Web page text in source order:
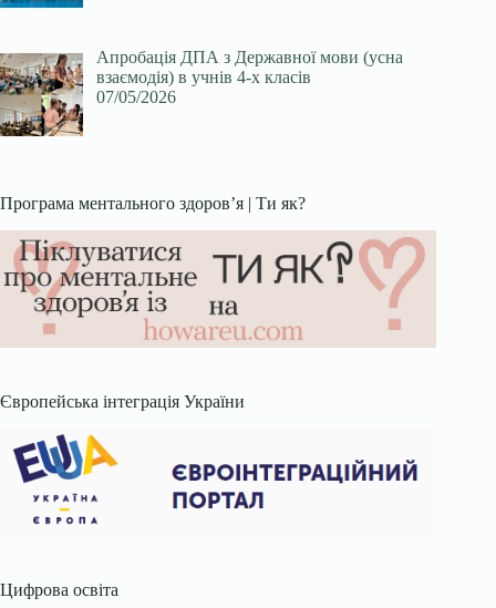
Апробація ДПА з Державної мови (усна
взаємодія) в учнів 4-х класів
07/05/2026
Програма ментального здоров’я | Ти як?
Європейська інтеграція України
Цифрова освіта